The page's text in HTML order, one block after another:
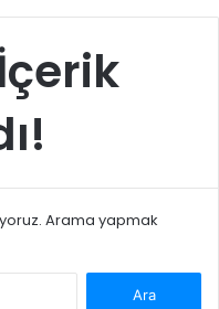
Arama yapmak